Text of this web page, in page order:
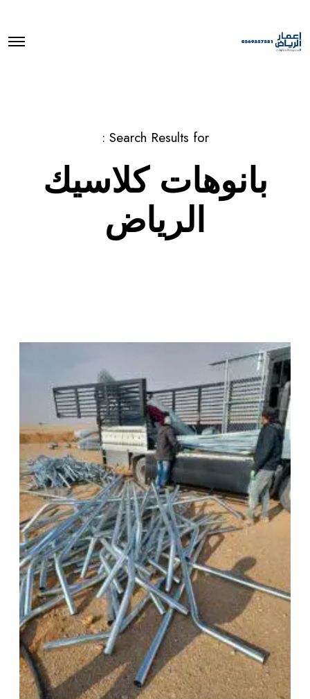
O
Search Results for :
بانوهات كلاسيك
الرياض